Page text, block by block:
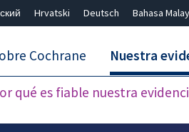
Hrvatski Deutsch Bahasa
Cochrane Nuestra
qué es fiable nuestra